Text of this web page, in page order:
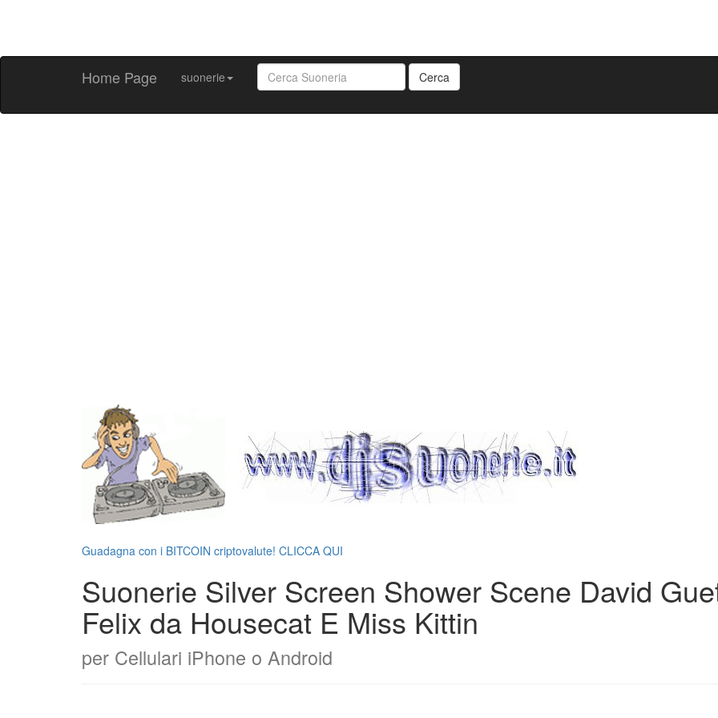
Home Page suonerie Cerca
Guadagna con i BITCOIN criptovalute! CLICCA QUI
Suonerie Silver Screen Shower Scene David
Felix da Housecat E Miss Kittin
per Cellulari iPhone o Android